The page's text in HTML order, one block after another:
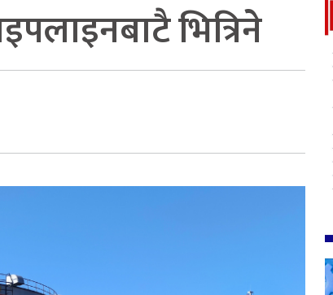
भित्रिने